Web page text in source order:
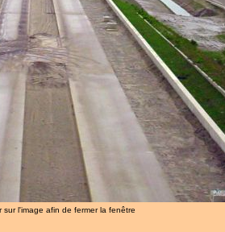
sur l'image afin de fermer la fenêtre